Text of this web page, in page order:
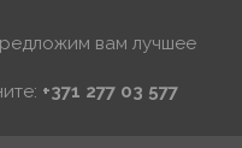
вам лучшее
+371 277 03 577